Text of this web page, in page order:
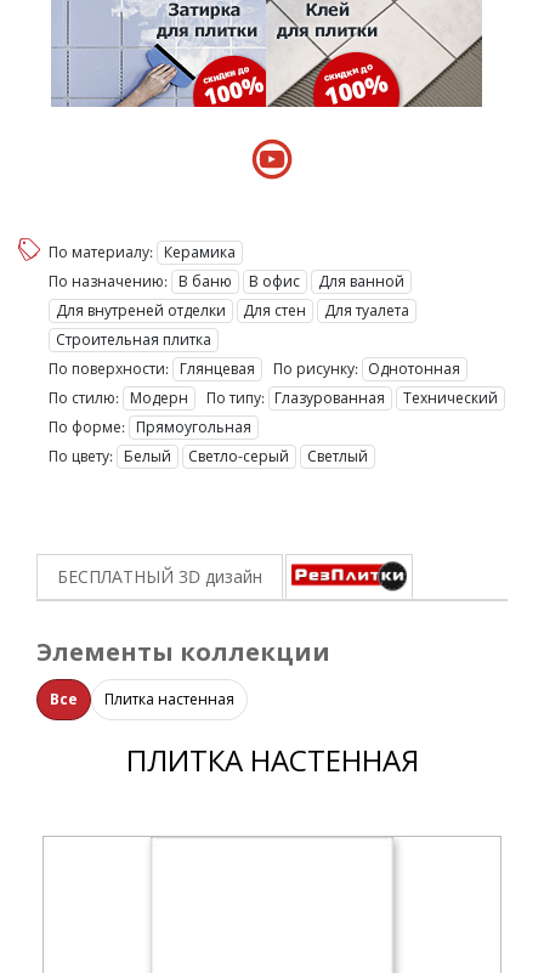
По материалу:
Керамика
По назначению:
В баню В офис
Для ванной
Для внутреней отделки
Для стен
Для туалета
Строительная плитка
По поверхности:
Глянцевая По рисунку:
Однотонная
По стилю:
Модерн По типу: Глазурованная
Технический
По форме:
Прямоугольная
По цвету:
Белый Светло-серый Светлый
БЕСПЛАТНЫЙ 3D дизайн
Элементы коллекции
Все Плитка настенная
ПЛИТКА НАСТЕННАЯ